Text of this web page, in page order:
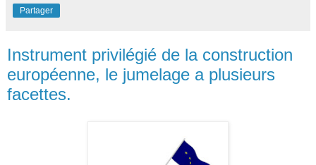
Partager
Instrument privilégié de la construction
européenne, le jumelage a plusieurs
facettes.